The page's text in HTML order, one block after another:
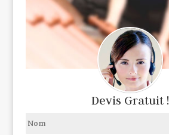
Devis Gratuit !